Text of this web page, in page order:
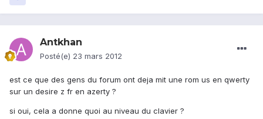
Antkhan
Posté(e) 23 mars 2012
est ce que des gens du forum ont deja mit une rom us en qwerty
sur un desire z fr en azerty ?
si oui, cela a donne quoi au niveau du clavier ?